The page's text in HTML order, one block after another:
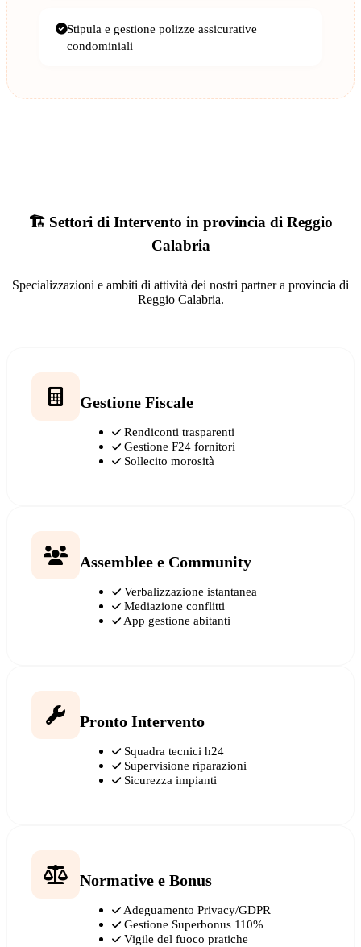
Stipula e gestione polizze assicurative
condominiali
🏗️ Settori di Intervento in provincia di Reggio
Calabria
Specializzazioni e ambiti di attività dei nostri partner a provincia di
Reggio Calabria.
Gestione Fiscale
Rendiconti trasparenti
Gestione F24 fornitori
Sollecito morosità
Assemblee e Community
Verbalizzazione istantanea
Mediazione conflitti
App gestione abitanti
Pronto Intervento
Squadra tecnici h24
Supervisione riparazioni
Sicurezza impianti
Normative e Bonus
Adeguamento Privacy/GDPR
Gestione Superbonus 110%
Vigile del fuoco pratiche